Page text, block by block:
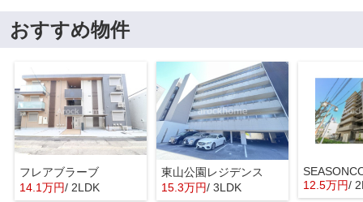
おすすめ物件
フレアブラーブ
14.1万円/ 2LDK
東山公園レジデンス
15.3万円/ 3LDK 12.5万円/